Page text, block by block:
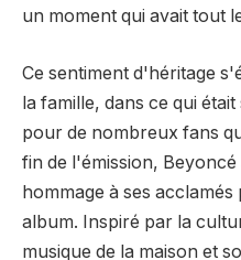
un moment qui avait tout
Ce sentiment d'héritage
la famille, dans ce qui
pour de nombreux fans
fin de l'émission,
hommage à ses acclamés
album. Inspiré par la
musique de la maison et